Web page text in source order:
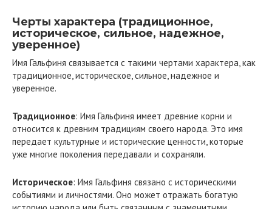
Черты характера (традиционное,
историческое, сильное, надежное,
уверенное)
Имя Гальфиня связывается с такими чертами характера, как
традиционное, историческое, сильное, надежное и
уверенное.
Традиционное: Имя Гальфиня имеет древние корни и
относится к древним традициям своего народа. Это имя
передает культурные и исторические ценности, которые
уже многие поколения передавали и сохраняли.
Историческое: Имя Гальфиня связано с историческими
событиями и личностями. Оно может отражать богатую